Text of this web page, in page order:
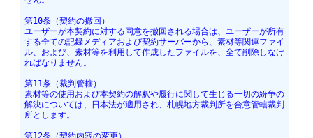
第10条（契約の撤回）
ユーザーが本契約に対する同意を撤回される場合は、ユーザーが所有
する全ての記録メディアおよび契約サーバーから、素材等関連ファイ
ル、および、素材等を利用して作成したファイルを、全て削除しなけ
ればなりません。
第11条（裁判管轄）
素材等の使用および本契約の解釈や履行に関して生じる一切の紛争の
解決については、日本法が適用され、札幌地方裁判所を合意管轄裁判
所とします。